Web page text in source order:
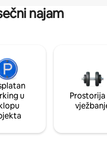
najam
u
Prostorija